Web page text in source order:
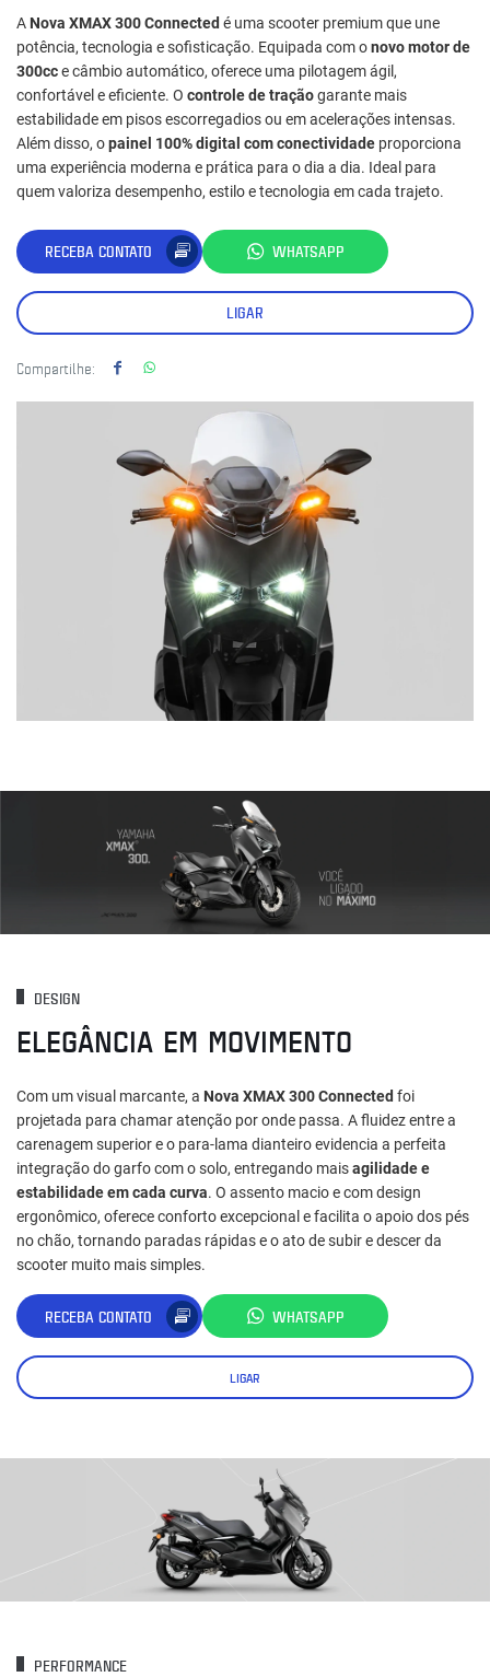
A Nova XMAX 300 Connected é uma scooter premium que une
potência, tecnologia e sofisticação. Equipada com onovo motor de
300cce câmbio automático, oferece uma pilotagem ágil,
confortável e eficiente. O controle de traçãogarante mais
estabilidade em pisos escorregadios ou em acelerações intensas.
Além disso, opainel 100% digital com conectividade proporciona
uma experiência moderna e prática para o dia a dia. Ideal para
quem valoriza desempenho, estilo e tecnologia em cada trajeto.
RECEBA CONTATO WHATSAPP
LIGAR
Compartilhe:
DESIGN
ELEGÂNCIA EM MOVIMENTO
Com um visual marcante, a Nova XMAX 300 Connected foi
projetada para chamar atenção por onde passa. A fluidez entre a
carenagem superior e o para-lama dianteiro evidencia a perfeita
integração do garfo com o solo, entregando maisagilidade e
estabilidade em cada curva. O assento macio e com design
ergonômico, oferece conforto excepcional e facilita o apoio dos pés
no chão, tornando paradas rápidas e o ato de subir e descer da
scooter muito mais simples.
RECEBA CONTATO WHATSAPP
LIGAR
PERFORMANCE